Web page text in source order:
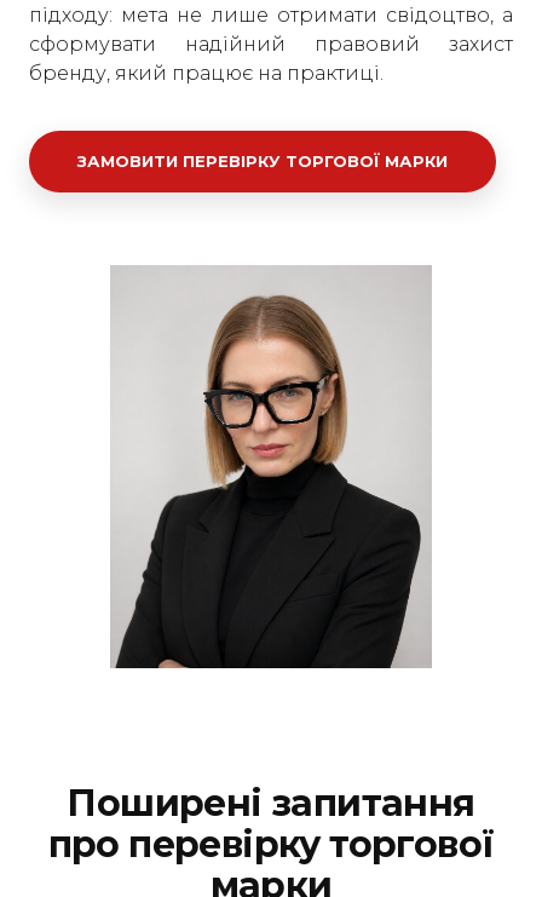
підходу: мета не лише отримати свідоцтво, а
сформувати надійний правовий захист
бренду, який працює на практиці.
ЗАМОВИТИ ПЕРЕВІРКУ ТОРГОВОЇ МАРКИ
Поширені запитання
про перевірку торгової
марки